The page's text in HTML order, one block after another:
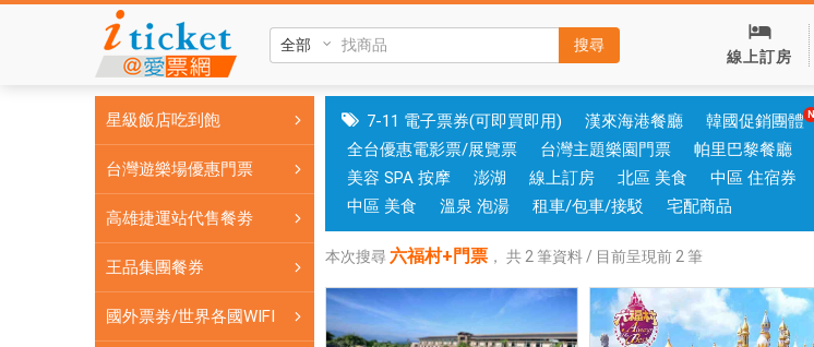
+門
中
和
高
實
體
搜尋
線上訂房
星級飯店吃到飽
台灣遊樂場優惠門票
高雄捷運站代售餐劵
王品集團餐券
國外票劵/世界各國WIFI
7-11 電子票券(可即買即用) 漢來海港餐廳 韓國促銷團體
全台優惠電影票/展覽票
台灣主題樂園門票 帕里巴黎餐廳
美容 SPA 按摩
澎湖 線上訂房 北區 美食 中區 住宿券
中區 美食
溫泉 泡湯 租車/包車/接駁 宅配商品
本次搜尋 六福村+門票 ， 共 2 筆資料 / 目前呈現前 2 筆